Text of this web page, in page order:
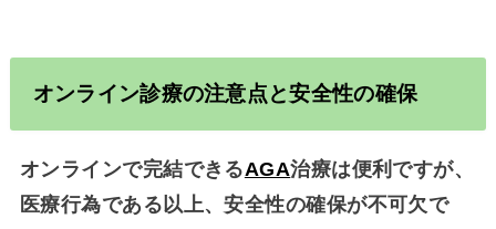
オンライン診療の注意点と安全性の確保
オンラインで完結できるAGA治療は便利ですが、
医療行為である以上、安全性の確保が不可欠で